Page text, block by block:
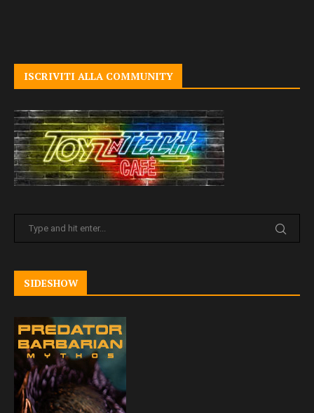
ISCRIVITI ALLA COMMUNITY
SIDESHOW